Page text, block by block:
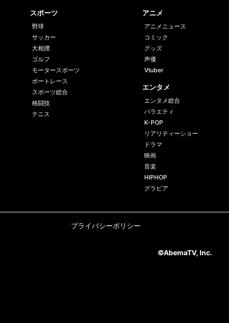
スポーツ
野球
サッカー
大相撲
ゴルフ
モータースポーツ
ボートレース
スポーツ総合
格闘技
テニス
アニメ
アニメニュース
コミック
グッズ
声優
Vtuber
エンタメ
エンタメ総合
バラエティ
K-POP
リアリティーショー
ドラマ
映画
音楽
HIPHOP
グラビア
プライバシーポリシー
©AbemaTV, Inc.